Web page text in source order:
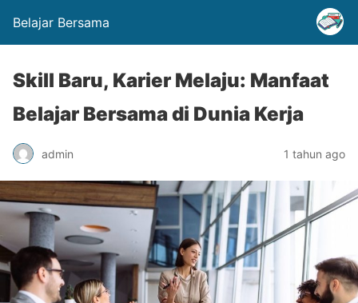
Belajar Bersama
Skill Baru, Karier Melaju: Manfaat
Belajar Bersama di Dunia Kerja
admin 1 tahun ago